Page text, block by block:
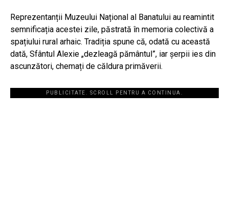
Reprezentanții Muzeului Național al Banatului au reamintit
semnificația acestei zile, păstrată în memoria colectivă a
spațiului rural arhaic. Tradiția spune că, odată cu această
dată, Sfântul Alexie „dezleagă pământul”, iar șerpii ies din
ascunzători, chemați de căldura primăverii.
PUBLICITATE. SCROLL PENTRU A CONTINUA.